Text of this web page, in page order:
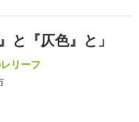
と『仄色』と」
リーフ